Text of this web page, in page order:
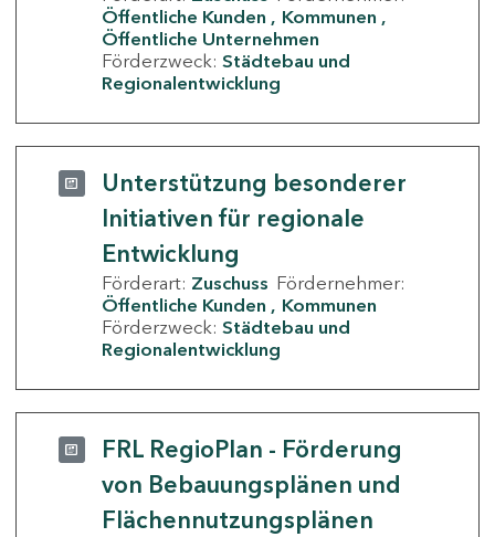
Öffentliche Kunden
Kommunen
Öffentliche Unternehmen
Förderzweck: Städtebau und
Regionalentwicklung
Unterstützung besonderer
Initiativen für regionale
Entwicklung
Förderart: Zuschuss Fördernehmer:
Öffentliche Kunden
Kommunen
Förderzweck: Städtebau und
Regionalentwicklung
FRL RegioPlan - Förderung
von Bebauungsplänen und
Flächennutzungsplänen